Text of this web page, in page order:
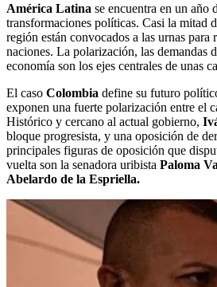
América Latina se encuentra en un año
transformaciones políticas. Casi la mitad
región están convocados a las urnas
naciones. La polarización, las demandas
economía son los ejes centrales de unas
El caso Colombia define su futuro
exponen una fuerte polarización entre el
Histórico y cercano al actual gobierno,
bloque progresista, y una oposición de
principales figuras de oposición que
vuelta son la senadora uribista Paloma
Abelardo de la Espriella.